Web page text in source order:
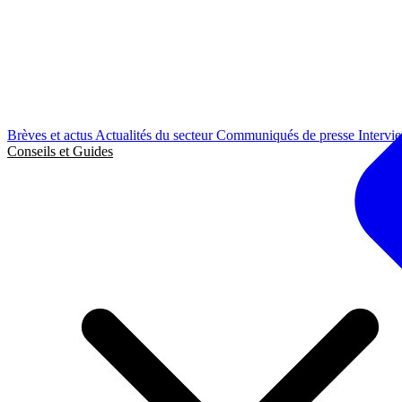
Brèves et actus Actualités du secteurCommuniqués de presse
Conseils et Guides